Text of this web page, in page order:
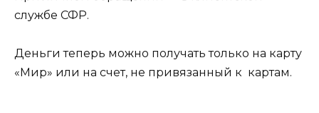
службе СФР.
Деньги теперь можно получать только на карту
«Мир» или на счет, не привязанный к картам.